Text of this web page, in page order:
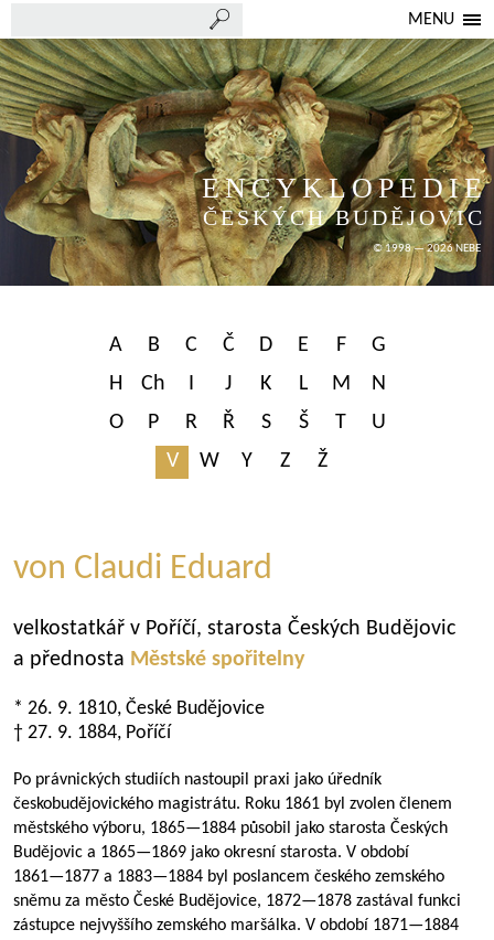
MENU
ENCYKLOPEDIE
ČESKÝCH BUDĚJOVIC
© 1998 — 2026 NEBE
A B C Č D E F
G
H
Ch I J K L M
N
O
P R Ř S Š T
U
V
W Y Z Ž
von Claudi Eduard
velkostatkář v Poříčí, starosta Českých Budějovic
a přednosta Městské spořitelny
* 26. 9. 1810, České Budějovice
† 27. 9. 1884, Poříčí
Po právnických studiích nastoupil praxi jako úředník
českobudějovického magistrátu. Roku 1861 byl zvolen členem
městského výboru, 1865—1884 působil jako starosta Českých
Budějovic a 1865—1869 jako okresní starosta. V období
1861—1877 a 1883—1884 byl poslancem českého zemského
sněmu za město České Budějovice, 1872—1878 zastával funkci
zástupce nejvyššího zemského maršálka. V období 1871—1884